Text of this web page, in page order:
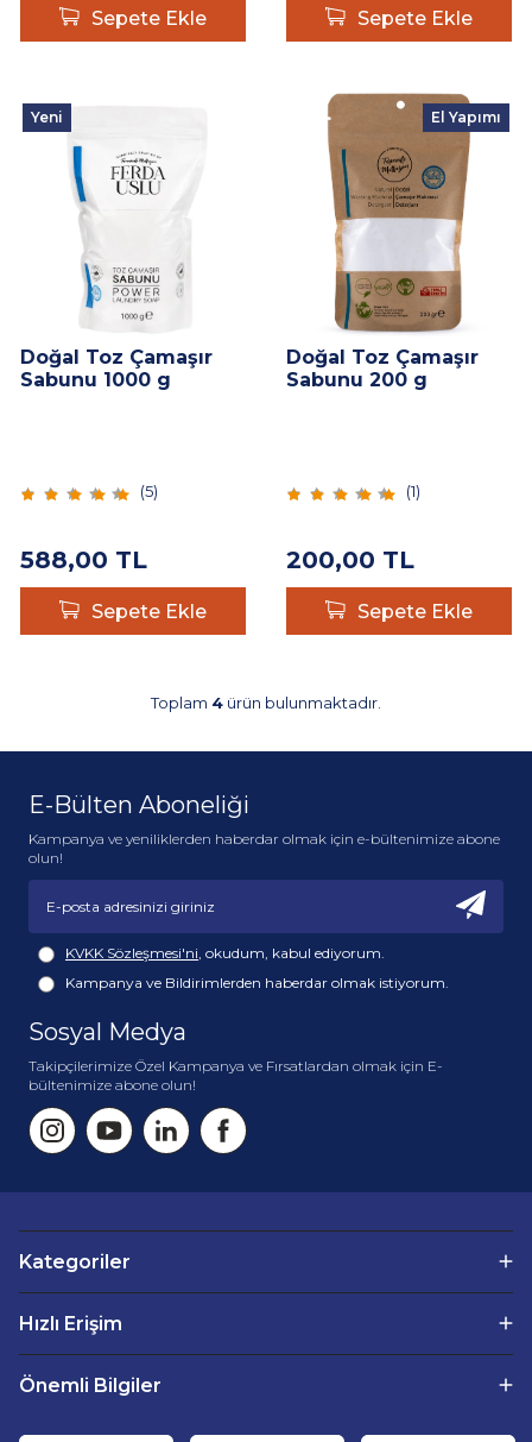
Sepete Ekle Sepete Ekle
Yeni
Doğal Toz Çamaşır
Sabunu 1000 g
588,00 TL
Sepete Ekle
(5)
El Yapımı
Doğal Toz Çamaşır
Sabunu 200 g
200,00 TL
Sepete Ekle
(1)
Toplam 4 ürün bulunmaktadır.
E-Bülten Aboneliği
Kampanya ve yeniliklerden haberdar olmak için e-bültenimize abone
olun!
KVKK Sözleşmesi'ni, okudum, kabul ediyorum.
Kampanya ve Bildirimlerden haberdar olmak istiyorum.
Sosyal Medya
Takipçilerimize Özel Kampanya ve Fırsatlardan olmak için E-
bültenimize abone olun!
Kategoriler
Hızlı Erişim
Önemli Bilgiler